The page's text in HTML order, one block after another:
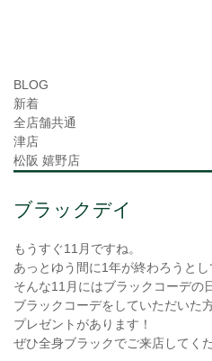
BLOG
新着
全店舗共通
津店
松阪 嬉野店
ブラックデイ
もうすぐ11 月ですね。
あっとゆう間に1年が終わろうとし
そんな11 月にはブラックコーデの
ブラックコーデをしていただいた
プレゼントがあります！
ぜひ全身ブラックでご来店してく